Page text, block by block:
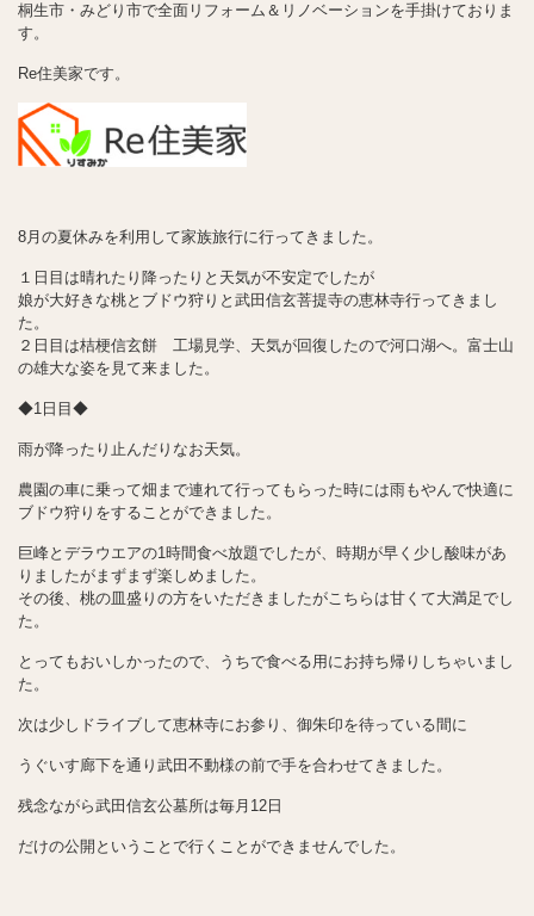
桐生市・みどり市で全面リフォーム＆リノベーションを手掛けておりま
す。
Re住美家です。
8月の夏休みを利用して家族旅行に行ってきました。
１日目は晴れたり降ったりと天気が不安定でしたが
娘が大好きな桃とブドウ狩りと武田信玄菩提寺の恵林寺行ってきまし
た。
２日目は桔梗信玄餅 工場見学、天気が回復したので河口湖へ。富士山
の雄大な姿を見て来ました。
◆1日目◆
雨が降ったり止んだりなお天気。
農園の車に乗って畑まで連れて行ってもらった時には雨もやんで快適に
ブドウ狩りをすることができました。
巨峰とデラウエアの1時間食べ放題でしたが、時期が早く少し酸味があ
りましたがまずまず楽しめました。
その後、桃の皿盛りの方をいただきましたがこちらは甘くて大満足でし
た。
とってもおいしかったので、うちで食べる用にお持ち帰りしちゃいまし
た。
次は少しドライブして恵林寺にお参り、御朱印を待っている間に
うぐいす廊下を通り武田不動様の前で手を合わせてきました。
残念ながら武田信玄公墓所は毎月12日
だけの公開ということで行くことができませんでした。